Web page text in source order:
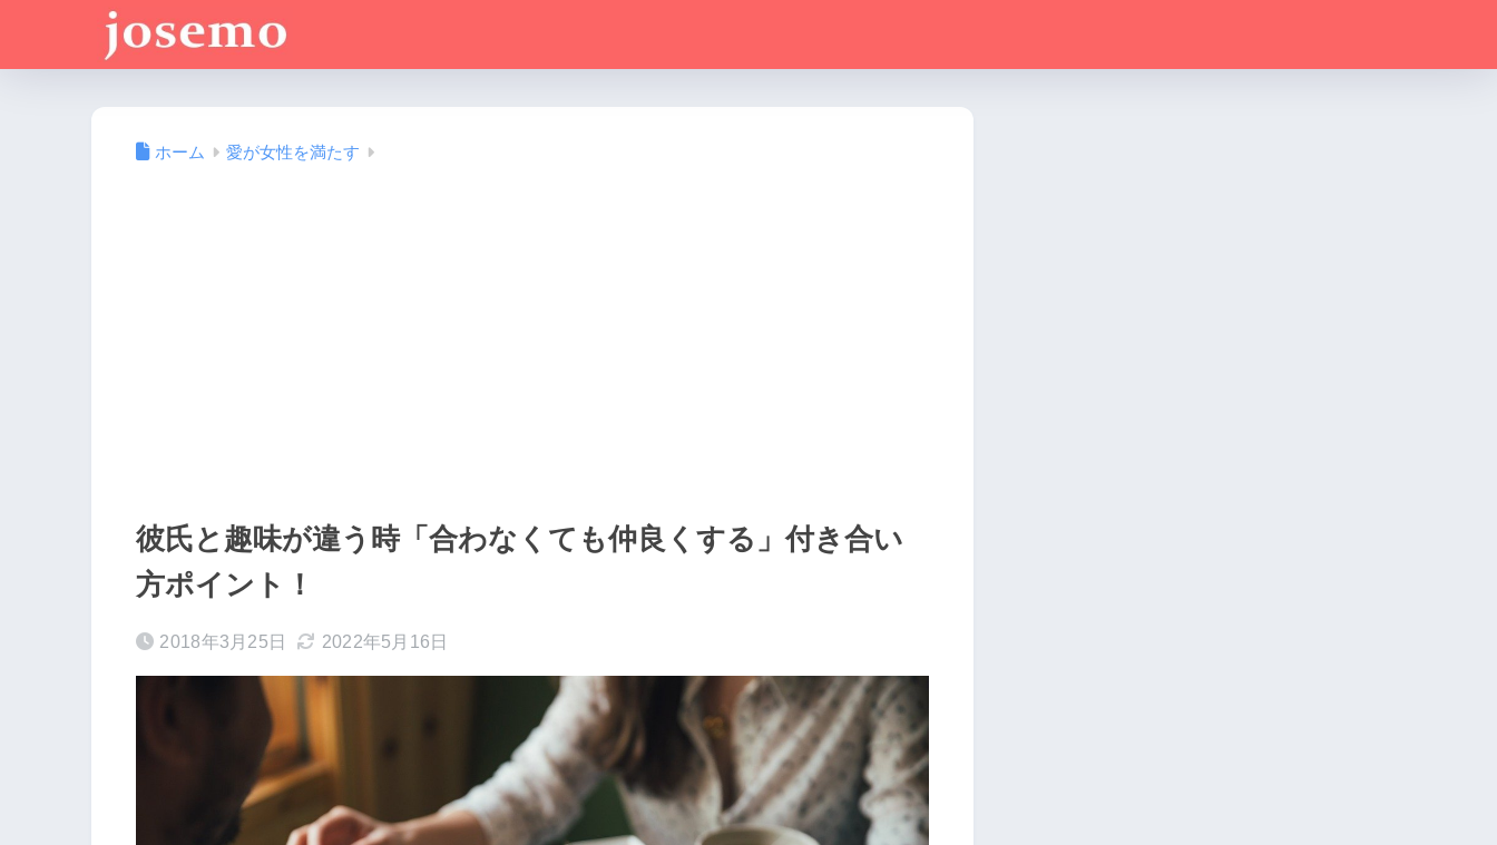
ホーム 愛が女性を満たす
彼氏と趣味が違う時「合わなくても仲良くする」付き合い
方ポイント！
2018年3月25日 2022年5月16日